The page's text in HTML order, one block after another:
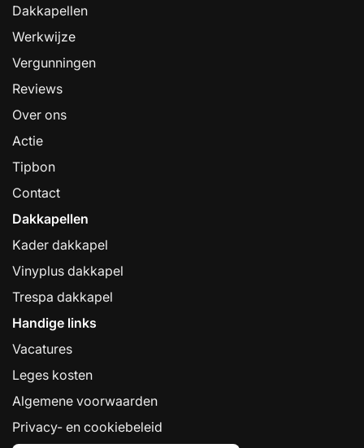
Dakkapellen
Werkwijze
Vergunningen
Reviews
Over ons
Actie
Tipbon
Contact
Dakkapellen
Kader dakkapel
Vinyplus dakkapel
Trespa dakkapel
Handige links
Vacatures
Leges kosten
Algemene voorwaarden
Privacy- en cookiebeleid